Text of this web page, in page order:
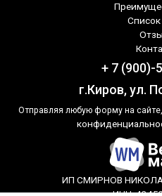
Список
+ 7 (900)-
г.Киров, ул.
Отправляя любую форму на
ИП СМИРНОВ